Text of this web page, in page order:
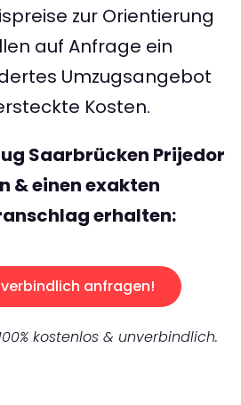
zur Orientierung
auf Anfrage ein
Umzugsangebot
Kosten.
Saarbrücken Prijedor
& einen exakten
erhalten:
anfragen!
kostenlos & unverbindlich.